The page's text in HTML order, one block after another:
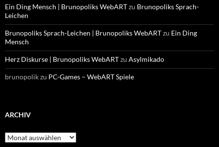
Ein Ding Mensch | Brunopoliks WebARTzu Brunopoliks Sprach-
Leichen
Brunopoliks Sprach-Leichen | Brunopoliks WebARTzu Ein Ding
Mensch
Herz Diskurse | Brunopoliks WebARTzu Asylmikado
brunopolikzu PC-Games – WebART Spiele
ARCHIV
Archiv